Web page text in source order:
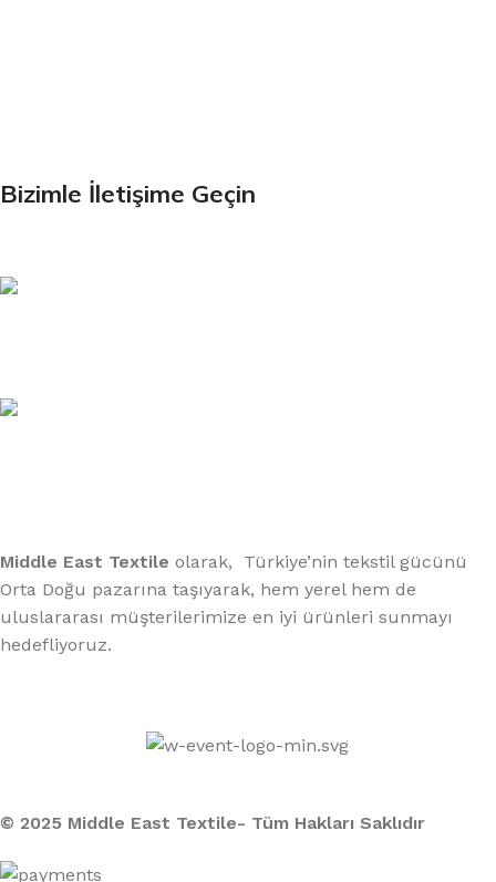
Bizimle İletişime Geçin
Middle East Textile olarak, Türkiye’nin tekstil gücünü
Orta Doğu pazarına taşıyarak, hem yerel hem de
uluslararası müşterilerimize en iyi ürünleri sunmayı
hedefliyoruz.
© 2025 Middle East Textile- Tüm Hakları Saklıdır